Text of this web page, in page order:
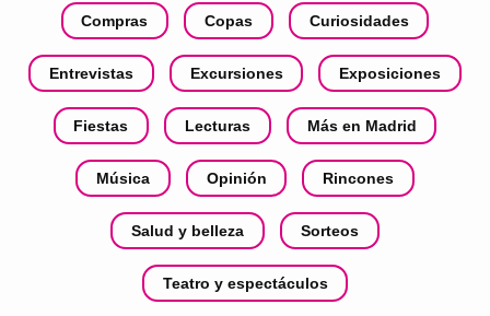
Compras Copas Curiosidades
Entrevistas Excursiones Exposiciones
Fiestas Lecturas Más en Madrid
Música Opinión Rincones
Salud y belleza Sorteos
Teatro y espectáculos